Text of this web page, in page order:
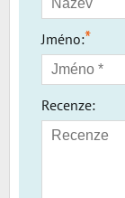
Jméno:*
Recenze: